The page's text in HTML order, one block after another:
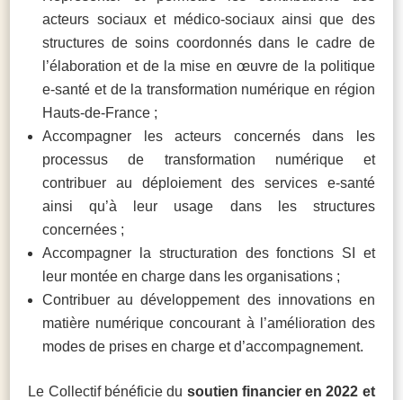
acteurs sociaux et médico-sociaux ainsi que des
structures de soins coordonnés dans le cadre de
l’élaboration et de la mise en œuvre de la politique
e-santé et de la transformation numérique en région
Hauts-de-France ;
Accompagner les acteurs concernés dans les
processus de transformation numérique et
contribuer au déploiement des services e-santé
ainsi qu’à leur usage dans les structures
concernées ;
Accompagner la structuration des fonctions SI et
leur montée en charge dans les organisations ;
Contribuer au développement des innovations en
matière numérique concourant à l’amélioration des
modes de prises en charge et d’accompagnement.
Le Collectif bénéficie du soutien financier en 2022 et